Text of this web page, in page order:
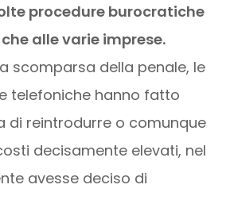
procedure burocratiche
alle varie imprese.
scomparsa della penale, le
telefoniche hanno fatto
di reintrodurre o comunque
decisamente elevati, nel
avesse deciso di